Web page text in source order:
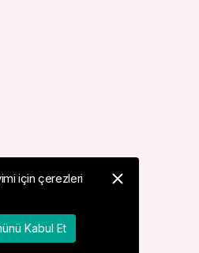
için çerezleri
Kabul Et